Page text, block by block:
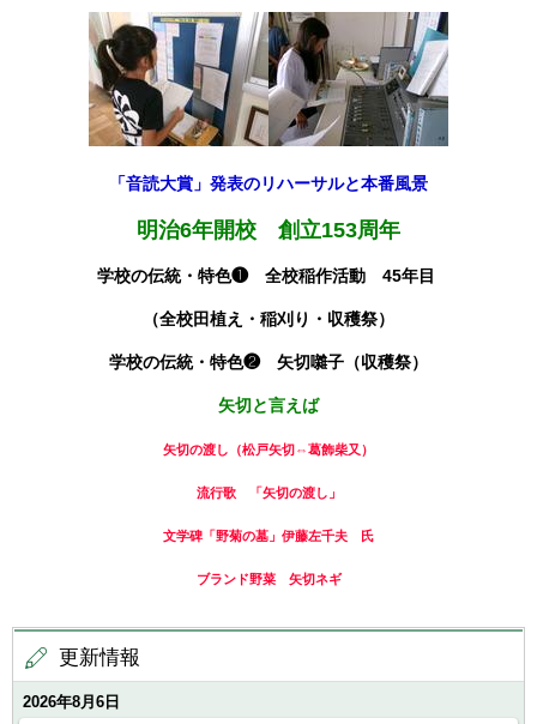
「音読大賞」発表のリハーサルと本番風景
明治6年開校 創立153周年
学校の伝統・特色❶ 全校稲作活動 45年目
（全校田植え・稲刈り・収穫祭）
学校の伝統・特色❷ 矢切囃子（収穫祭）
矢切と言えば
矢切の渡し（松戸矢切⇔葛飾柴又）
流行歌 「矢切の渡し」
文学碑「野菊の墓」伊藤左千夫 氏
ブランド野菜 矢切ネギ
更新情報
2026年8月6日